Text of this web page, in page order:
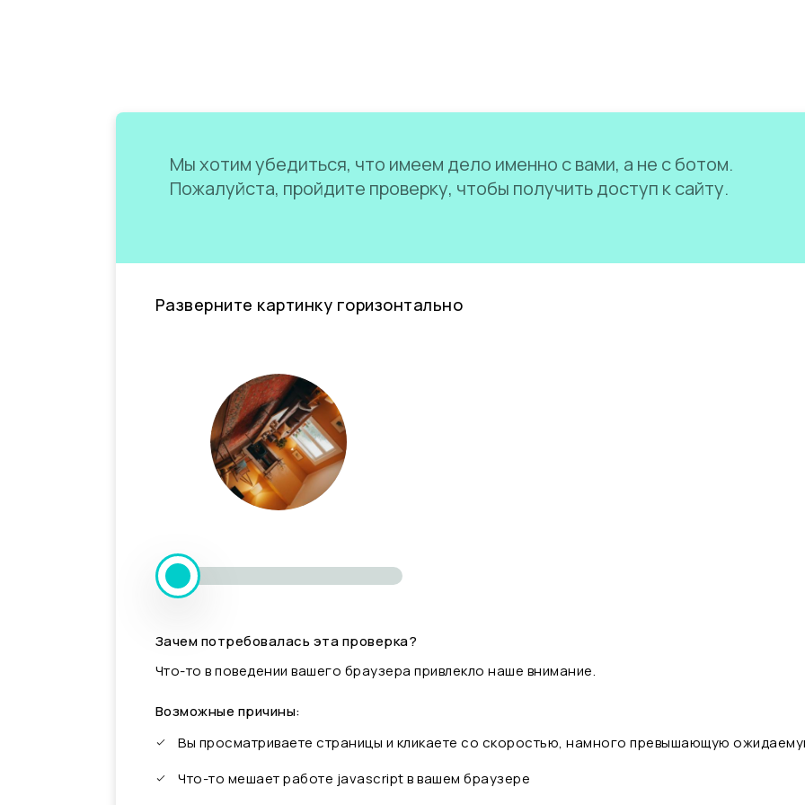
Мы хотим убедиться, что имеем дело именно с вами, а не с ботом.
Пожалуйста, пройдите проверку, чтобы получить доступ к сайту.
Разверните картинку горизонтально
Зачем потребовалась эта проверка?
Что-то в поведении вашего браузера привлекло наше внимание.
Возможные причины:
Вы просматриваете страницы и кликаете со скоростью, намного превышающую
Что-то мешает работе javascript в вашем браузере